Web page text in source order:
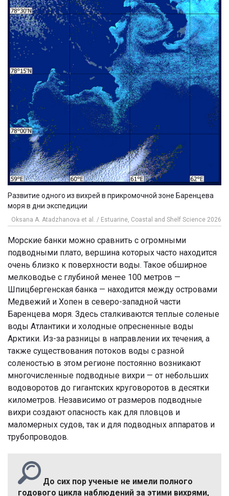
Развитие одного из вихрей в прикромочной зоне Баренцева
моря в дни экспедиции
Oksana A. Atadzhanova et al. / Estuarine, Coastal and Shelf Science 2026
Морские банки можно сравнить с огромными
подводными плато, вершина которых часто находится
очень близко к поверхности воды. Такое обширное
мелководье с глубиной менее 100 метров —
Шпицбергенская банка — находится между островами
Медвежий и Хопен в северо-западной части
Баренцева моря. Здесь сталкиваются теплые соленые
воды Атлантики и холодные опресненные воды
Арктики. Из-за разницы в направлении их течения, а
также существования потоков воды с разной
соленостью в этом регионе постоянно возникают
многочисленные подводные вихри — от небольших
водоворотов до гигантских круговоротов в десятки
километров. Независимо от размеров подводные
вихри создают опасность как для пловцов и
маломерных судов, так и для подводных аппаратов и
трубопроводов.
До сих пор ученые не имели полного
годового цикла наблюдений за этими вихрями,